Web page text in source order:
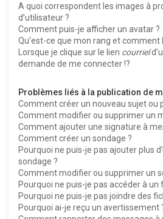
A quoi correspondent les images à
d’utilisateur ?
Comment puis-je afficher un avatar ?
Qu’est-ce que mon rang et comment
Lorsque je clique sur le lien courriel
demande de me connecter !?
Problèmes liés à la publication de
Comment créer un nouveau sujet ou
Comment modifier ou supprimer un
Comment ajouter une signature à
Comment créer un sondage ?
Pourquoi ne puis-je pas ajouter plus
sondage ?
Comment modifier ou supprimer un
Pourquoi ne puis-je pas accéder à un
Pourquoi ne puis-je pas joindre des
Pourquoi ai-je reçu un avertissement